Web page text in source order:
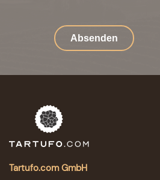
Absenden
Tartufo.com GmbH